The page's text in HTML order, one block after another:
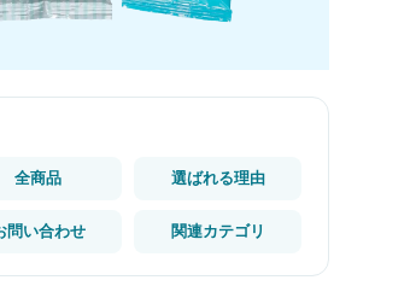
全商品 選ばれる理由
問い合わせ 関連カテゴリ